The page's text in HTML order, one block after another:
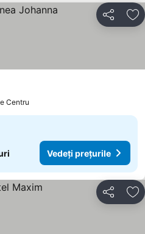
Distribuiți
Centru
Vedeți prețurile
Distribuiți